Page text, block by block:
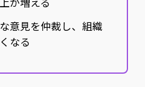
意見を仲裁し、組織
なる